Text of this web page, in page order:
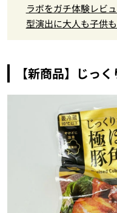
ラボをガチ体験レビ
型演出に大人も子供
【新商品】じっ